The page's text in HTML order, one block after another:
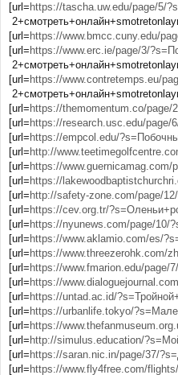
[url= https://tascha.uw.edu/page/5/
[url= https://www.bmcc.cuny.edu/
[url= https://www.erc.ie/page/3/
[url= https://www.contretemps.eu/
[url= https://themomentum.co/
[url= https://research.usc.edu/page/
[url= https://empcol.edu/
[url= http://
[url= https://www.guernicamag.com/
[url= https://
[url= http://safety-zone.com/page/
[url= https://cev.org.tr/
[url= https://nyunews.com/page/10/
[url= https://www.aklamio.com/es/
[url= https://www.threezerohk.com/
[url= https://www.fmarion.edu/page/
[url= https://
[url= https://untad.ac.id/
[url= https://urbanlife.tokyo/
[url= https://
[url= http://simulus.education/
[url= https://saran.nic.in/page/37/
[url= https://www.fly4free.com/